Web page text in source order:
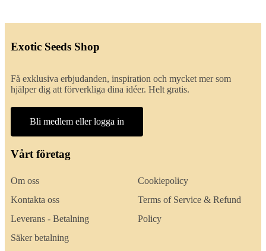
Exotic Seeds Shop
Få exklusiva erbjudanden, inspiration och mycket mer som
hjälper dig att förverkliga dina idéer. Helt gratis.
Bli medlem eller logga in
Vårt företag
Om oss
Kontakta oss
Leverans - Betalning
Säker betalning
Cookiepolicy
Terms of Service & Refund
Policy